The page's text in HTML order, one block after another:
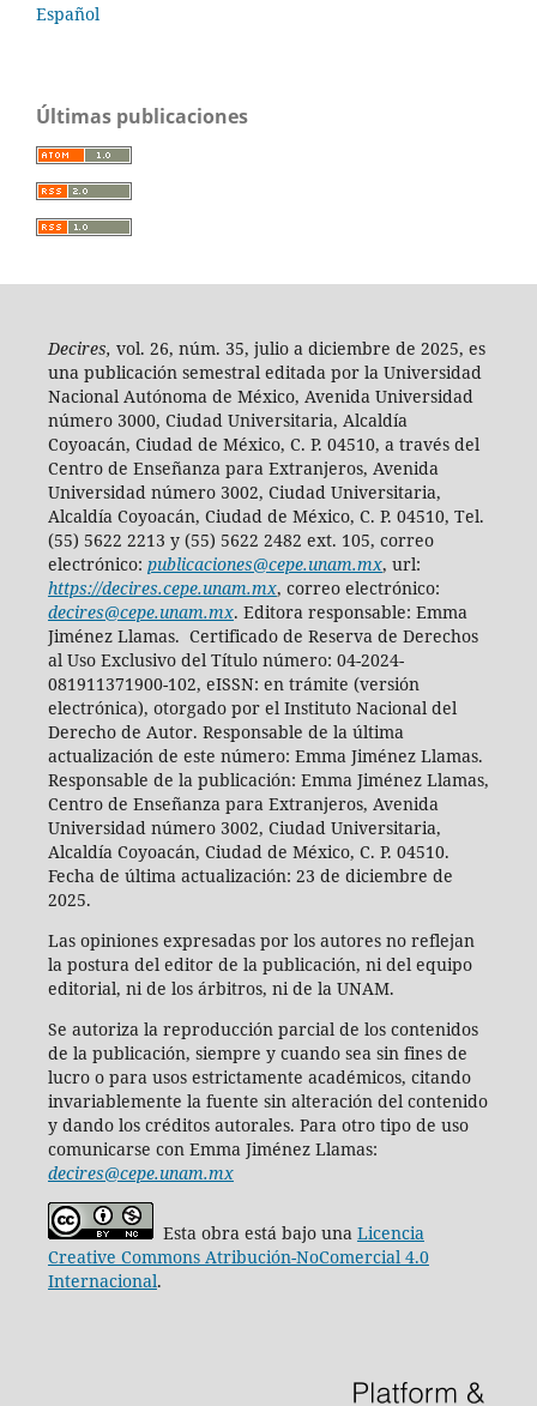
Español
Últimas publicaciones
Decires, vol. 26, núm. 35, julio a diciembre de 2025, es
una publicación semestral editada por la Universidad
Nacional Autónoma de México, Avenida Universidad
número 3000, Ciudad Universitaria, Alcaldía
Coyoacán, Ciudad de México, C. P. 04510, a través del
Centro de Enseñanza para Extranjeros, Avenida
Universidad número 3002, Ciudad Universitaria,
Alcaldía Coyoacán, Ciudad de México, C. P. 04510, Tel.
(55) 5622 2213 y (55) 5622 2482 ext. 105, correo
electrónico: publicaciones@cepe.unam.mx, url:
https://decires.cepe.unam.mx, correo electrónico:
decires@cepe.unam.mx. Editora responsable: Emma
Jiménez Llamas. Certificado de Reserva de Derechos
al Uso Exclusivo del Título número: 04-2024-
081911371900-102, eISSN: en trámite (versión
electrónica), otorgado por el Instituto Nacional del
Derecho de Autor. Responsable de la última
actualización de este número: Emma Jiménez Llamas.
Responsable de la publicación: Emma Jiménez Llamas,
Centro de Enseñanza para Extranjeros, Avenida
Universidad número 3002, Ciudad Universitaria,
Alcaldía Coyoacán, Ciudad de México, C. P. 04510.
Fecha de última actualización: 23 de diciembre de
2025.
Las opiniones expresadas por los autores no reflejan
la postura del editor de la publicación, ni del equipo
editorial, ni de los árbitros, ni de la UNAM.
Se autoriza la reproducción parcial de los contenidos
de la publicación, siempre y cuando sea sin fines de
lucro o para usos estrictamente académicos, citando
invariablemente la fuente sin alteración del contenido
y dando los créditos autorales. Para otro tipo de uso
comunicarse con Emma Jiménez Llamas:
decires@cepe.unam.mx
Esta obra está bajo una Licencia
Creative Commons Atribución-NoComercial 4.0
Internacional.